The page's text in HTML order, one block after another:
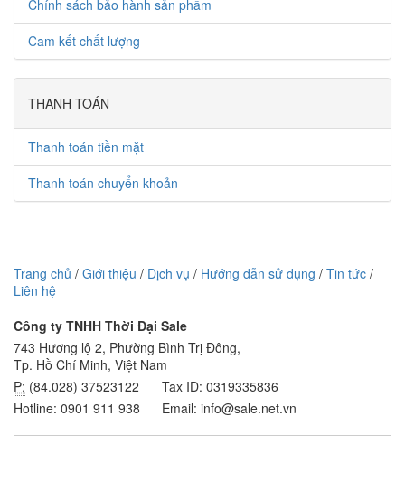
Chính sách bảo hành sản phẩm
Cam kết chất lượng
THANH TOÁN
Thanh toán tiền mặt
Thanh toán chuyển khoản
Trang chủ / Giới thiệu / Dịch vụ / Hướng dẫn sử dụng / Tin tức /
Liên hệ
Công ty TNHH Thời Đại Sale
743 Hương lộ 2, Phường Bình Trị Đông,
Tp. Hồ Chí Minh, Việt Nam
P: (84.028) 37523122
Tax ID: 0319335836
Hotline: 0901 911 938
Email: info@sale.net.vn